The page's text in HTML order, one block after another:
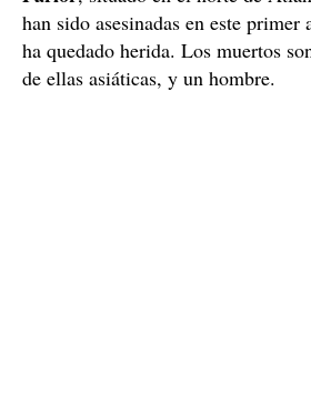
han sido asesinadas en este primer
ha quedado herida. Los muertos
de ellas asiáticas, y un hombre.